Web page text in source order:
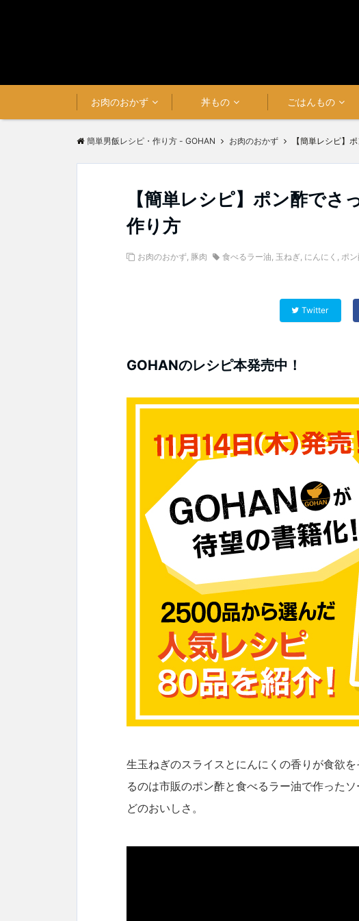
お肉のおかず 丼もの ごはんもの
簡単男飯レシピ・作り方 - GOHAN お肉のおかず 【簡単レシピ】
【簡単レシピ】ポン酢でさ
作り方
お肉のおかず, 豚肉 食べるラー油, 玉ねぎ, にんにく , ポ
Twitter
GOHANのレシピ本発売中！
生玉ねぎのスライスとにんにくの香りが食欲
るのは市販のポン酢と食べるラー油で作った
どのおいしさ。